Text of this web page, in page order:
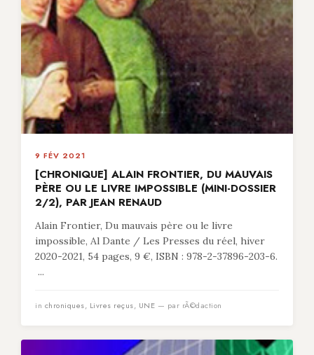
9 FÉV 2021
[CHRONIQUE] ALAIN FRONTIER, DU MAUVAIS
PÈRE OU LE LIVRE IMPOSSIBLE (MINI-DOSSIER
2/2), PAR JEAN RENAUD
Alain Frontier, Du mauvais père ou le livre
impossible, Al Dante / Les Presses du réel, hiver
2020-2021, 54 pages, 9 €, ISBN : 978-2-37896-203-6.
...
in chroniques, Livres reçus, UNE — par rÃ©daction